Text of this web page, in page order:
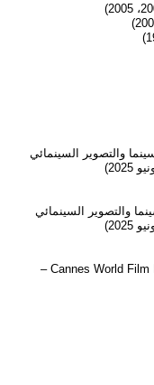
والتصوير السينمائي
والتصوير السينمائي
تم ترشيحه لجائزة أفضل سيناريو قصير – Cannes World Film Festival –